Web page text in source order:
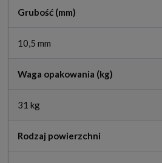
Grubość (mm)
10,5 mm
Waga opakowania (kg)
31 kg
Rodzaj powierzchni